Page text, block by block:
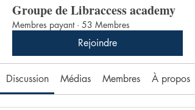
Groupe de Libraccess academy
Membres payant · 53 Membres
Rejoindre
Discussion Médias Membres À propos